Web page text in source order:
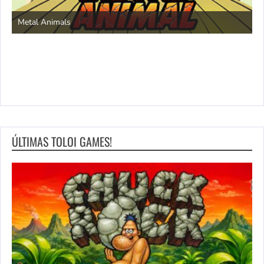
Metal Animals
ÚLTIMAS TOLOI GAMES!